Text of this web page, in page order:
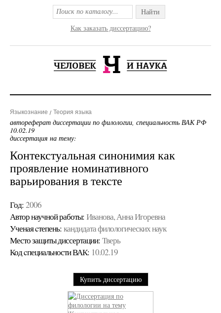
Найти
Как заказать диссертацию?
Языкознание Теория языка
автореферат диссертации по филологии, специальность ВАК РФ
10.02.19
диссертация на тему:
Контекстуальная синонимия как
проявление номинативного
варьирования в тексте
Год: 2006
Автор научной работы: Иванова, Анна Игоревна
Ученая cтепень: кандидата филологических наук
Место защиты диссертации: Тверь
Код cпециальности ВАК: 10.02.19
Купить диссертацию